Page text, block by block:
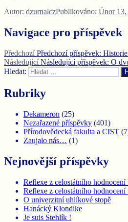
Autor: dzurnalczPublikováno: Únor 13,
Navigace pro příspěvek
Předchozí Předchozí příspěvek:
Následující Následující příspěvek: O
Hledat:
Rubriky
Dekameron (25)
Nezařazené příspěvky (401)
Přírodovědecká fakulta a CIST
Zaujalo nás… (1)
Nejnovější příspěvky
Reflexe z celostátního
Reflexe z celostátního
O univerzitní uhlíkové stopě
Hanácký Klondike
Je suis Stehlík !